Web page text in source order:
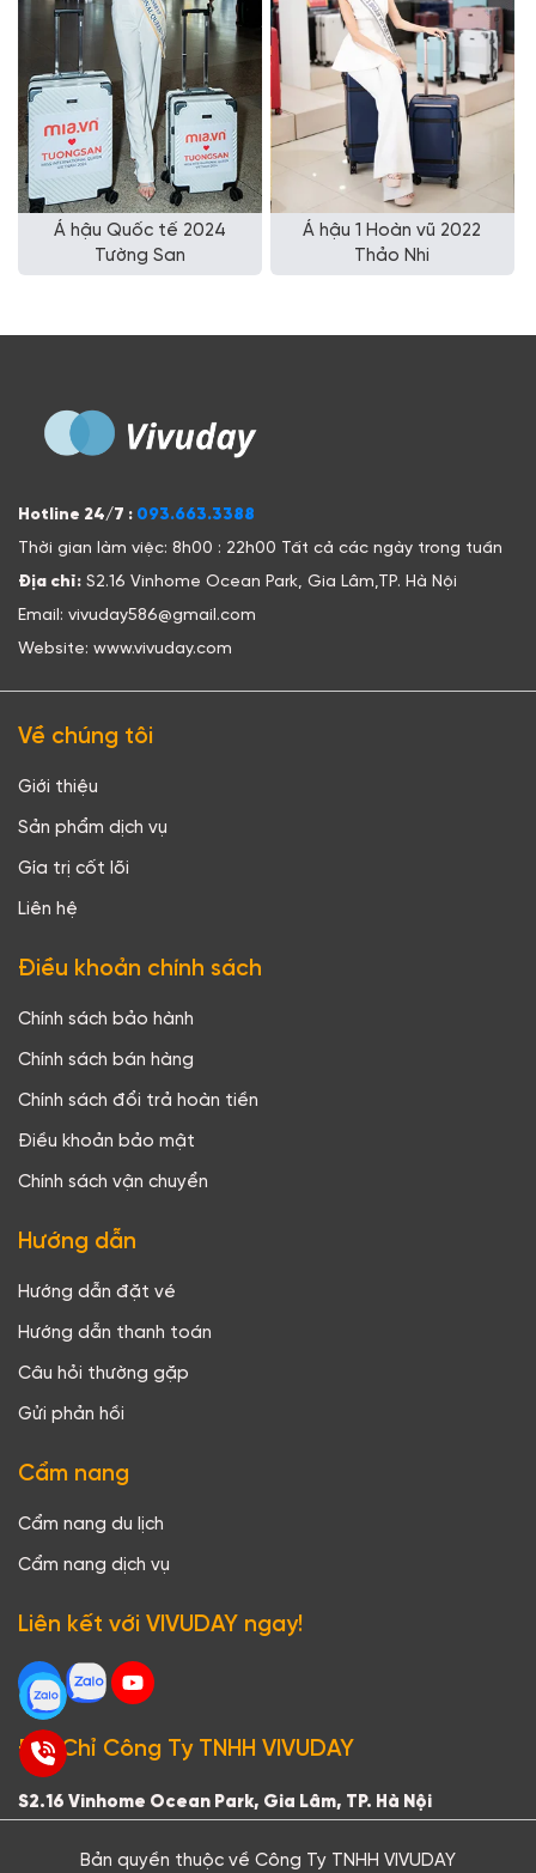
Quốc tế 2024
Á hậu 1 Hoàn vũ 2022
Á hậu 2
Hotline 24/7 : 093.663.3388
Thời gian làm việc: 8h00 : 22h00 Tất cả các ngày trong tuần
Địa chỉ: S2.16 Vinhome Ocean Park, Gia Lâm,TP. Hà Nội
Email: vivuday586@gmail.com
Website: www.vivuday.com
Về chúng tôi
Giới thiệu
Sản phẩm dịch vụ
Gía trị cốt lõi
Liên hệ
Điều khoản chính sách
Chính sách bảo hành
Chính sách bán hàng
Chính sách đổi trả hoàn tiền
Điều khoản bảo mật
Chính sách vận chuyển
Hướng dẫn
Hướng dẫn đặt vé
Hướng dẫn thanh toán
Câu hỏi thường gặp
Gửi phản hồi
Cẩm nang
Cẩm nang du lịch
Cẩm nang dịch vụ
Liên kết với VIVUDAY ngay!
Địa Chỉ Công Ty TNHH VIVUDAY
S2.16 Vinhome Ocean Park, Gia Lâm, TP. Hà Nội
Bản quyền thuộc về Công Ty TNHH VIVUDAY